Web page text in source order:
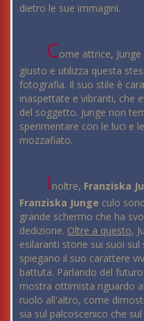
dietro le sue immagini.
Come attrice,
giusto e utilizza questa
fotografia. Il suo stile è
inaspettate e vibranti, che
del soggetto. Junge non
sperimentare con le luci e
mozzafiato.
Inoltre, Franziska
Franziska Junge culo
grande schermo che ha
dedizione. Oltre a questo,
esilaranti storie sui suoi
spiegano il suo carattere
battuta. Parlando del
mostra ottimista riguardo
ruolo all'altro, come
sia sul palcoscenico che